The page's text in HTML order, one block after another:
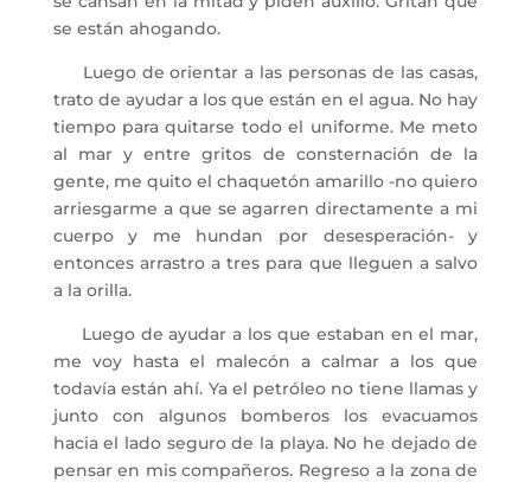
se están ahogando.
Luego de orientar a las personas de las casas,
trato de ayudar a los que están en el agua. No hay
tiempo para quitarse todo el uniforme. Me meto
al mar y entre gritos de consternación de la
gente, me quito el chaquetón amarillo -no quiero
arriesgarme a que se agarren directamente a mi
cuerpo y me hundan por desesperación- y
entonces arrastro a tres para que lleguen a salvo
a la orilla.
Luego de ayudar a los que estaban en el mar,
me voy hasta el malecón a calmar a los que
todavía están ahí. Ya el petróleo no tiene llamas y
junto con algunos bomberos los evacuamos
hacia el lado seguro de la playa. No he dejado de
pensar en mis compañeros. Regreso a la zona de